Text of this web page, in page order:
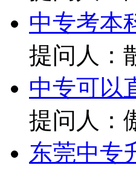
中专考本
提问人：
中专可以
提问人：
东莞中专